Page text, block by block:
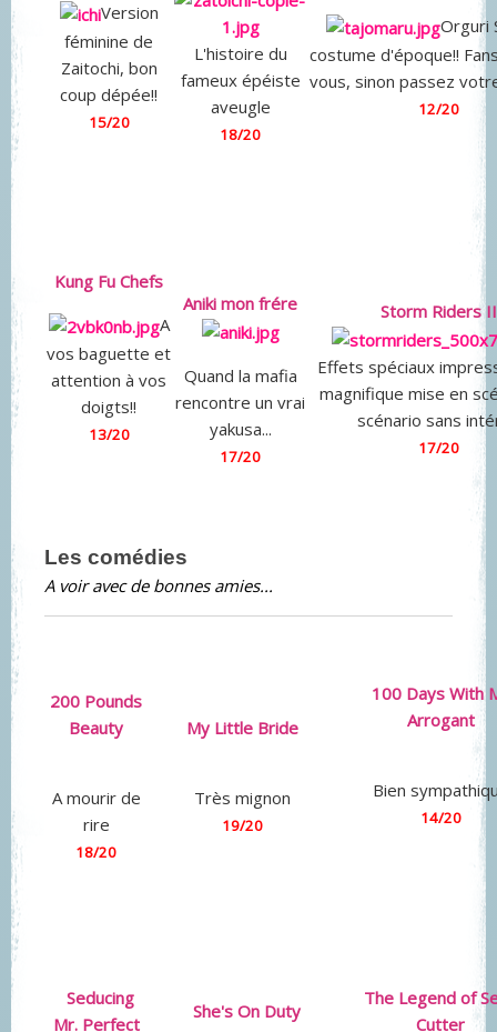
Version
féminine de
Zaitochi, bon
coup dépée!!
15/20
L'histoire du
fameux épéiste
aveugle
18/20
Orguri
costume d'époque!!
vous, sinon passez
12/20
Kung Fu Chefs
A
vos baguette et
attention à vos
doigts!!
13/20
Aniki mon frére
Quand la mafia
rencontre un vrai
yakusa...
17/20
Storm Riders II
Effets spéciaux
magnifique mise en
scénario sans
17/20
Les comédies
A voir avec de bonnes amies...
200 Pounds
Beauty
A mourir de
rire
18/20
My Little Bride
Très mignon
19/20
100 Days With
Arrogant
Bien
14/20
Seducing
Mr. Perfect
She's On Duty
The Legend of
Cutter